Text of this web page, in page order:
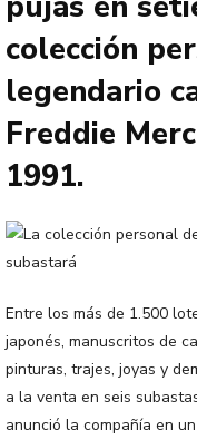
colección
legendario
Freddie
1991.
Entre los más de 1.500
japonés, manuscritos de
pinturas, trajes, joyas y
a la venta en seis
anunció la compañía en